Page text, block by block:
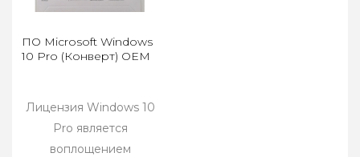
ПО Microsoft Windows
10 Pro (Конверт) OEM
Лицензия Windows 10
Pro является
воплощением